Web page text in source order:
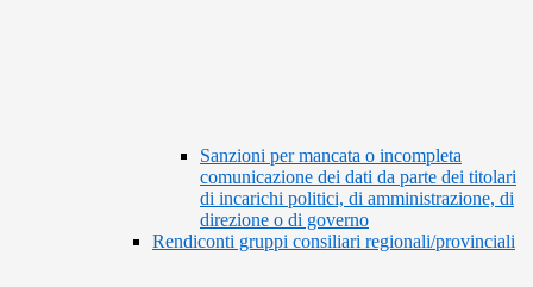
Sanzioni per mancata o incompleta
comunicazione dei dati da parte dei titolari
di incarichi politici, di amministrazione, di
direzione o di governo
Rendiconti gruppi consiliari regionali/provinciali